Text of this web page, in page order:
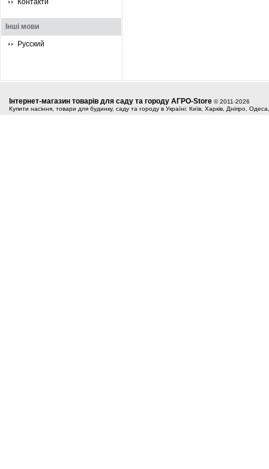
Контакти
Інші мови
Русский
Інтернет-магазин товарів для саду та городу АГРО-Store © 2011-2026
Купити насіння, товари для будинку, саду та городу в Україні: Київ, Харків, Дніпро,